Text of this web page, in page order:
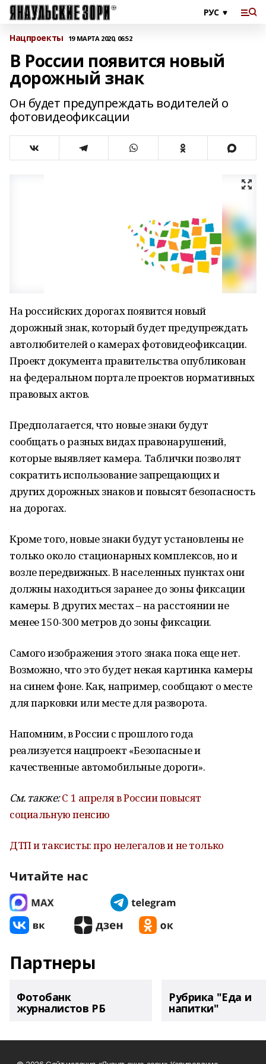
Нацпроекты 19 МАРТА 2020, 06:52
В России появится новый
дорожный знак
Он будет предупреждать водителей о
фотовидеофиксации
На российских дорогах появится новый
дорожный знак, который будет предупреждать
автолюбителей о камерах фотовидеофиксации.
Проект документа правительства опубликован
на федеральном портале проектов нормативных
правовых актов.
Предполагается, что новые знаки будут
сообщать о разных видах правонарушений,
которые выявляет камера. Таблички позволят
сократить использование запрещающих и
других дорожных знаков и повысят безопасность
на дорогах.
Кроме того, новые знаки будут установлены не
только около стационарных комплексов, но и
возле передвижных. В населенных пунктах они
должны находиться заранее до зоны фиксации
камеры. В других местах – на расстоянии не
менее 150-300 метров до зоны фиксации.
Самого изображения этого знака пока еще нет.
Возможно, что это будет некая картинка камеры
на синем фоне. Как, например, сообщают о месте
для парковки или месте для разворота.
Напомним, в России с прошлого года
реализуется нацпроект «Безопасные и
качественные автомобильные дороги».
См. также:С 1 апреля в России повысят
социальную пенсию
ДТП и таксисты: про нелегалов и не только
Читайте нас
Партнеры
Фотобанк
журналистов РБ
Рубрика "Еда и
напитки"